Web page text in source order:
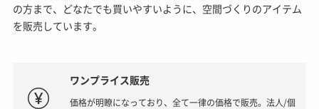
の方まで、どなたでも買いやすいように、空間づくりのアイテム
を販売しています。
ワンプライス販売
価格が明瞭になっており、全て一律の価格で販売。法人/個